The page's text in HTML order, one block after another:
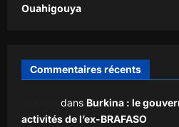
Ouahigouya
Commentaires récents
dans Burkina : le
activités de l’ex-BRAFASO